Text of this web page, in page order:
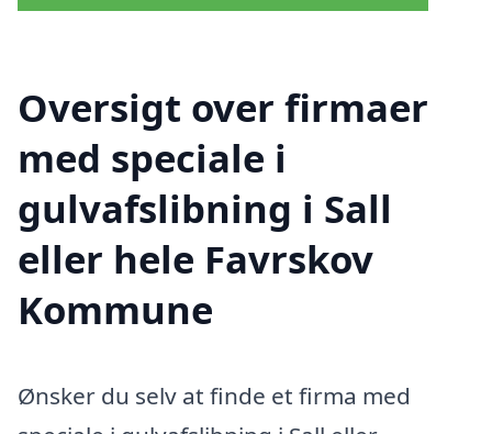
Oversigt over firmaer
med speciale i
gulvafslibning i Sall
eller hele Favrskov
Kommune
Ønsker du selv at finde et firma med